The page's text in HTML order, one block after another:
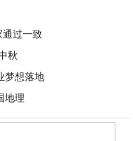
通过一致
秋
梦想落地
地理
2022-08-15